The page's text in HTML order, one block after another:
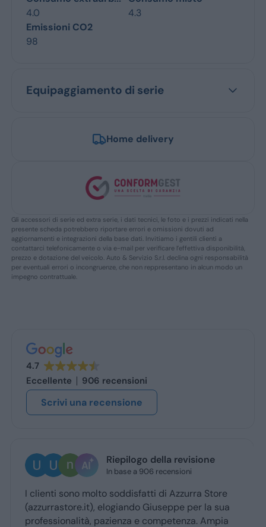
4.0
4.3
Emissioni CO2
98
Equipaggiamento di serie
Home delivery
Gli accessori di serie ed extra serie, i dati tecnici, le foto e i prezzi indicati nella
presente scheda potrebbero riportare errori e omissioni dovuti ad
aggiornamenti e integrazioni della base dati. Invitiamo i gentili clienti a
contattarci telefonicamente o via e-mail per verificare l’effettiva disponibilità,
prezzo e dotazione del veicolo. Auto & Servizio S.r.l. declina ogni responsabilità
per eventuali errori o incongruenze, che non reppresentano in alcun modo un
impegno contrattuale.
4.7
Eccellente
906 recensioni
Scrivi una recensione
Ugo Brescia
1 giorno fa
Ottima esperienza con la vs concessionaria.
Giuseppe mi ha coccolato dal momenyo del